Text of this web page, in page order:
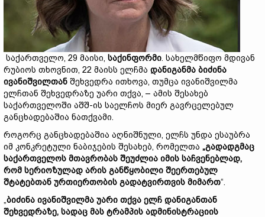
საქართველო, 29 მაისი, საქინფორმი. სახელმწიფო მდივან
რუბიოს თხოვნით, 22 მაისს ელჩმა დანიგანმა ბიძინა
ივანიშვილთან შეხვედრა ითხოვა, თუმცა ივანიშვილმა
ელჩთან შეხვედრაზე უარი თქვა, – ამის შესახებ
საქართველოში აშშ-ის საელჩოს მიერ გავრცელებულ
განცხადებაშია ნათქვამი.
როგორც განცხადებაშია აღნიშნული, ელჩს უნდა ესაუბრა
იმ კონკრეტული ნაბიჯების შესახებ, რომელთა „გადადგმაც
საქართველოს მთავრობას შეუძლია იმის საჩვენებლად,
რომ სერიოზულად არის განწყობილი შეერთებულ
შტატებთან ურთიერთობის გადატვირთვის მიმართ“.
„ბიძინა ივანიშვილმა უარი თქვა ელჩ დანიგანთან
შეხვედრაზე, სადაც მას ტრამპის ადმინისტრაციის